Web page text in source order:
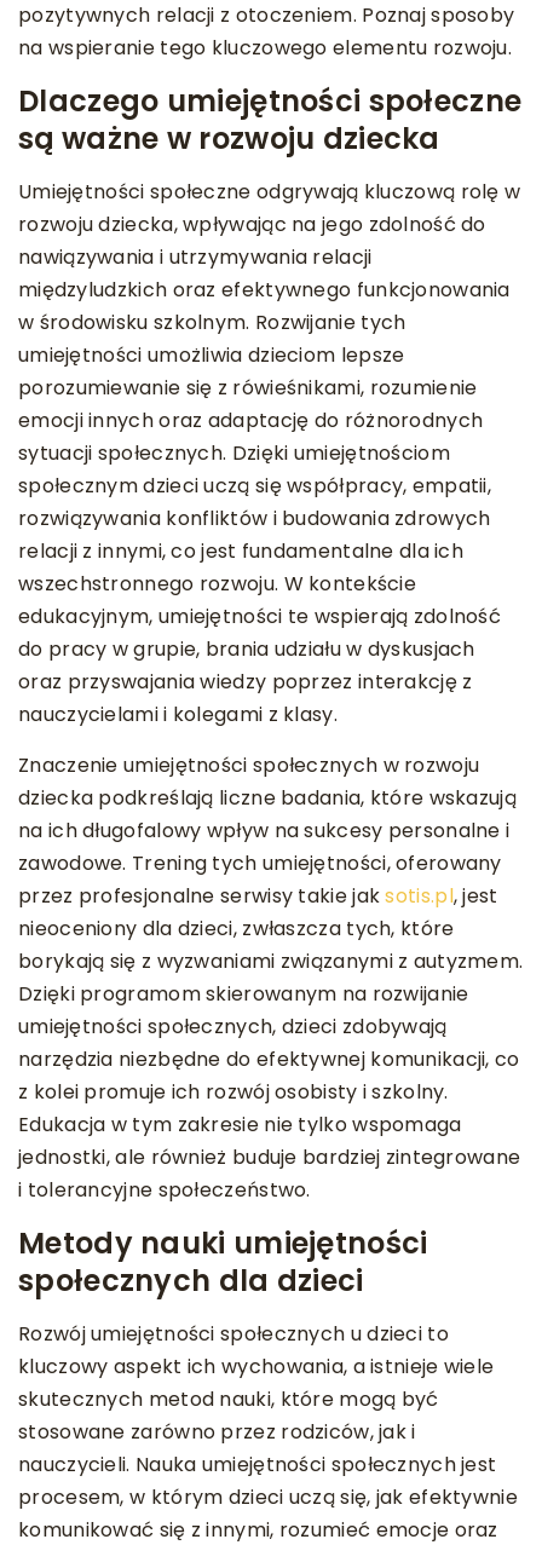
pozytywnych relacji z otoczeniem. Poznaj sposoby
na wspieranie tego kluczowego elementu rozwoju.
Dlaczego umiejętności społeczne
są ważne w rozwoju dziecka
Umiejętności społeczne odgrywają kluczową rolę w
rozwoju dziecka, wpływając na jego zdolność do
nawiązywania i utrzymywania relacji
międzyludzkich oraz efektywnego funkcjonowania
w środowisku szkolnym. Rozwijanie tych
umiejętności umożliwia dzieciom lepsze
porozumiewanie się z rówieśnikami, rozumienie
emocji innych oraz adaptację do różnorodnych
sytuacji społecznych. Dzięki umiejętnościom
społecznym dzieci uczą się współpracy, empatii,
rozwiązywania konfliktów i budowania zdrowych
relacji z innymi, co jest fundamentalne dla ich
wszechstronnego rozwoju. W kontekście
edukacyjnym, umiejętności te wspierają zdolność
do pracy w grupie, brania udziału w dyskusjach
oraz przyswajania wiedzy poprzez interakcję z
nauczycielami i kolegami z klasy.
Znaczenie umiejętności społecznych w rozwoju
dziecka podkreślają liczne badania, które wskazują
na ich długofalowy wpływ na sukcesy personalne i
zawodowe. Trening tych umiejętności, oferowany
przez profesjonalne serwisy takie jaksotis.pl, jest
nieoceniony dla dzieci, zwłaszcza tych, które
borykają się z wyzwaniami związanymi z autyzmem.
Dzięki programom skierowanym na rozwijanie
umiejętności społecznych, dzieci zdobywają
narzędzia niezbędne do efektywnej komunikacji, co
z kolei promuje ich rozwój osobisty i szkolny.
Edukacja w tym zakresie nie tylko wspomaga
jednostki, ale również buduje bardziej zintegrowane
i tolerancyjne społeczeństwo.
Metody nauki umiejętności
społecznych dla dzieci
Rozwój umiejętności społecznych u dzieci to
kluczowy aspekt ich wychowania, a istnieje wiele
skutecznych metod nauki, które mogą być
stosowane zarówno przez rodziców, jak i
nauczycieli. Nauka umiejętności społecznych jest
procesem, w którym dzieci uczą się, jak efektywnie
komunikować się z innymi, rozumieć emocje oraz